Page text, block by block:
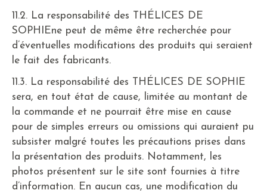
11.2. La responsabilité des THÉLICES DE
SOPHIEne peut de même être recherchée pour
d’éventuelles modifications des produits qui seraient
le fait des fabricants.
11.3. La responsabilité des THÉLICES DE SOPHIE
sera, en tout état de cause, limitée au montant de
la commande et ne pourrait être mise en cause
pour de simples erreurs ou omissions qui auraient pu
subsister malgré toutes les précautions prises dans
la présentation des produits. Notamment, les
photos présentent sur le site sont fournies à titre
d’information. En aucun cas, une modification du